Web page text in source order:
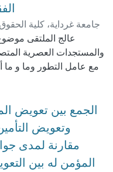
جامعة غرداية، كلية
قسم) فخار, حمو;بابا
عمي, الحاج
عالج الملتقى
والمستجدات العصرية
مع عامل التطور وما و ما
المتسارع للبشرية في
التأثر بمعطيات الحياة
وتعدد أنماطها
أخرى حاجة الفرد في هذا
القانون الشريعة في
الجمع بين تعويض
وتعويض
مقارنة لمدى
المؤمن له بين